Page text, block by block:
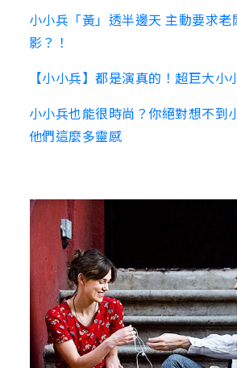
小小兵「黃」透半邊天 主動要求老
影？！
【小小兵】都是演真的！超巨大小
小小兵也能很時尚？你絕對想不到
他們這麼多靈感